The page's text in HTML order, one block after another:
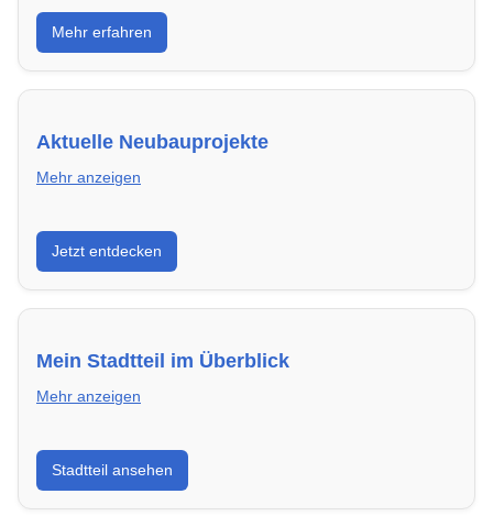
Erfahre, welche Nebenkosten rechtmäßig sind und
wie du deine monatliche Belastung optimieren
kannst.
Mehr erfahren
Aktuelle Neubauprojekte
Mehr anzeigen
Entdecke Neubauprojekte in Bückeburg – modern,
energieeffizient und sofort bezugsfertig.
Jetzt entdecken
Mein Stadtteil im Überblick
Mehr anzeigen
Erfahre mehr über deinen Stadtteil in Bückeburg:
Lebensqualität, Verkehrsanbindung, Schulen,
Freizeitmöglichkeiten und Mietpreise.
Stadtteil ansehen